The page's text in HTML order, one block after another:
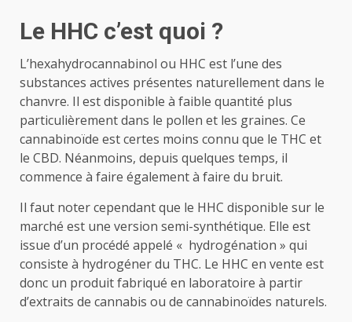
Le HHC c’est quoi ?
L’hexahydrocannabinol ou HHC est l’une des
substances actives présentes naturellement dans le
chanvre. Il est disponible à faible quantité plus
particulièrement dans le pollen et les graines. Ce
cannabinoïde est certes moins connu que le THC et
le CBD. Néanmoins, depuis quelques temps, il
commence à faire également à faire du bruit.
Il faut noter cependant que le HHC disponible sur le
marché est une version semi-synthétique. Elle est
issue d’un procédé appelé « hydrogénation » qui
consiste à hydrogéner du THC. Le HHC en vente est
donc un produit fabriqué en laboratoire à partir
d’extraits de cannabis ou de cannabinoïdes naturels.